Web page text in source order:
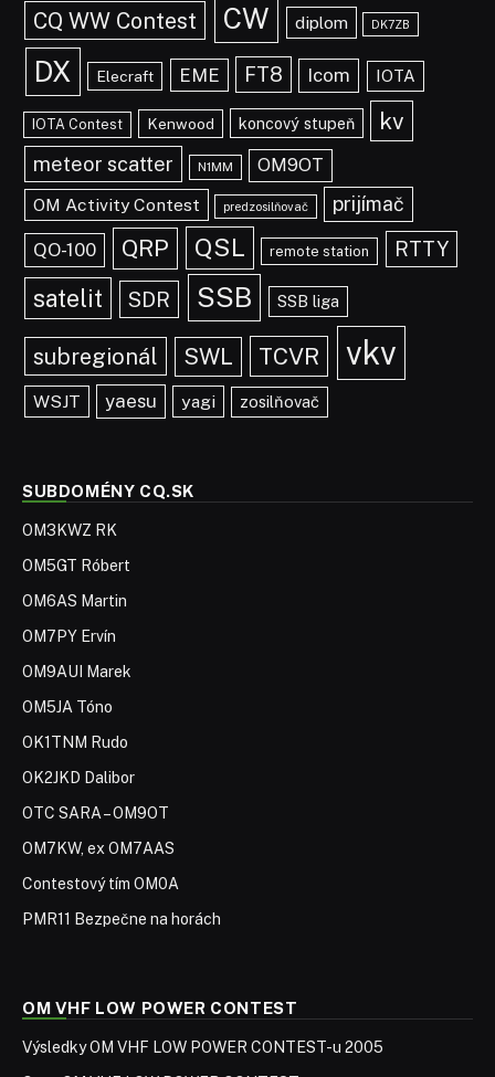
CQ WW Contest CW diplom DK7ZB
DX Elecraft EME FT8 Icom IOTA
IOTA Contest Kenwood koncový stupeň kv
meteor scatter N1MM
OM9OT
OM Activity Contest
predzosilňovač prijímač
QO-100 QRP QSL remote station RTTY
satelit SDR SSB SSB liga
subregionál SWL TCVR vkv
WSJT yaesu yagi zosilňovač
SUBDOMÉNY CQ.SK
OM3KWZ RK
OM5GT Róbert
OM6AS Martin
OM7PY Ervín
OM9AUI Marek
OM5JA Tóno
OK1TNM Rudo
OK2JKD Dalibor
OTC SARA – OM9OT
OM7KW, ex OM7AAS
Contestový tím OM0A
PMR11 Bezpečne na horách
OM VHF LOW POWER CONTEST
Výsledky OM VHF LOW POWER CONTEST-u 2005